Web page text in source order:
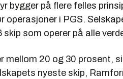
vil kjøpe. Ett sett gis alltid til
bygger på flere felles
operasjoner i PGS.
som operer på alle
mellom 20 og 30 prosent,
nyeste skip,